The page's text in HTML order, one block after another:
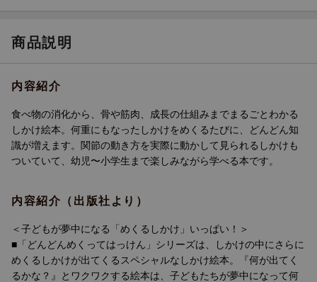
商品説明
内容紹介
食べ物の消化から、骨や筋肉、成長の仕組みまでまるごとわかる
しかけ絵本。何重にもなったしかけをめくるたびに、どんどん知
識が増えます。関節の動き方を実際に動かして見られるしかけも
ついていて、幼児〜小学生まで楽しみながら学べる本です。
内容紹介（出版社より）
＜子どもが夢中になる「めくるしかけ」いっぱい！＞
■「どんどんめくってはっけん」シリーズは、しかけの中にさらに
めくるしかけが出てくるスペシャルなしかけ絵本。『何が出てく
るかな？』とワクワクする絵本は、子どもたちが夢中になって何